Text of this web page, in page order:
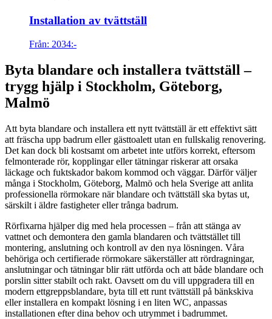
Installation av tvättställ
Från: 2034:-
Byta blandare och installera tvättställ –
trygg hjälp i Stockholm, Göteborg,
Malmö
Att byta blandare och installera ett nytt tvättställ är ett effektivt sätt
att fräscha upp badrum eller gästtoalett utan en fullskalig renovering.
Det kan dock bli kostsamt om arbetet inte utförs korrekt, eftersom
felmonterade rör, kopplingar eller tätningar riskerar att orsaka
läckage och fuktskador bakom kommod och väggar. Därför väljer
många i Stockholm, Göteborg, Malmö och hela Sverige att anlita
professionella rörmokare när blandare och tvättställ ska bytas ut,
särskilt i äldre fastigheter eller trånga badrum.
Rörfixarna hjälper dig med hela processen – från att stänga av
vattnet och demontera den gamla blandaren och tvättstället till
montering, anslutning och kontroll av den nya lösningen. Våra
behöriga och certifierade rörmokare säkerställer att rördragningar,
anslutningar och tätningar blir rätt utförda och att både blandare och
porslin sitter stabilt och rakt. Oavsett om du vill uppgradera till en
modern ettgreppsblandare, byta till ett runt tvättställ på bänkskiva
eller installera en kompakt lösning i en liten WC, anpassas
installationen efter dina behov och utrymmet i badrummet.